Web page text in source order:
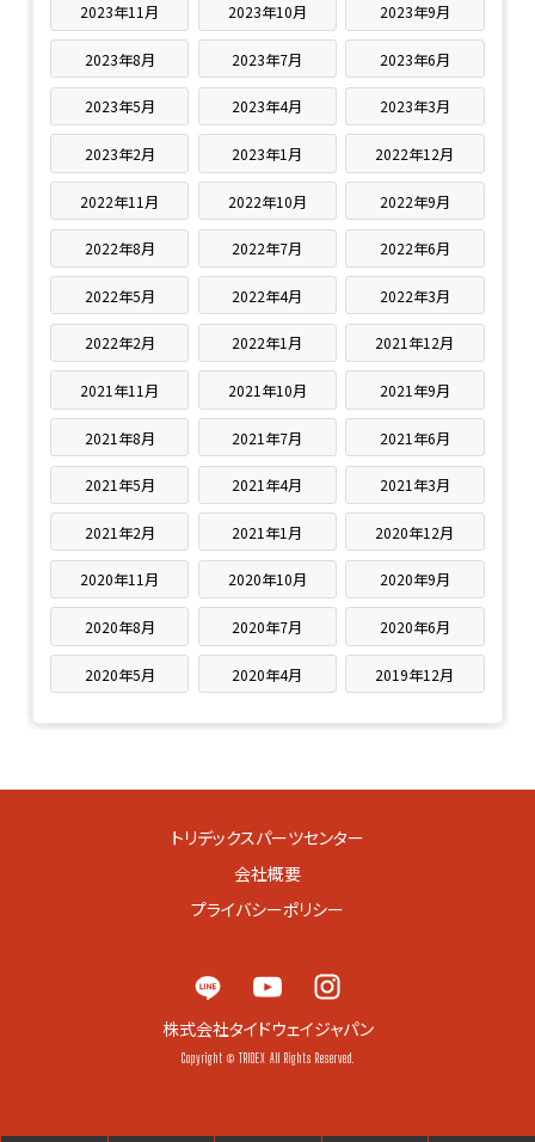
2023年11月 2023年10月 2023年9月
2023年8月 2023年7月 2023年6月
2023年5月 2023年4月 2023年3月
2023年2月 2023年1月 2022年12月
2022年11月 2022年10月 2022年9月
2022年8月 2022年7月 2022年6月
2022年5月 2022年4月 2022年3月
2022年2月 2022年1月 2021年12月
2021年11月 2021年10月 2021年9月
2021年8月 2021年7月 2021年6月
2021年5月 2021年4月 2021年3月
2021年2月 2021年1月 2020年12月
2020年11月 2020年10月 2020年9月
2020年8月 2020年7月 2020年6月
2020年5月 2020年4月 2019年12月
トリデックスパーツセンター
会社概要
プライバシーポリシー
株式会社タイドウェイジャパン
Copyright © TRIDEX All Rights Reserved.